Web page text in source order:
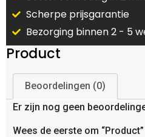
Scherpe prijsgarantie
Bezorging binnen 2 - 5
Product
Beoordelingen (0)
Er zijn nog geen
Wees de eerste om